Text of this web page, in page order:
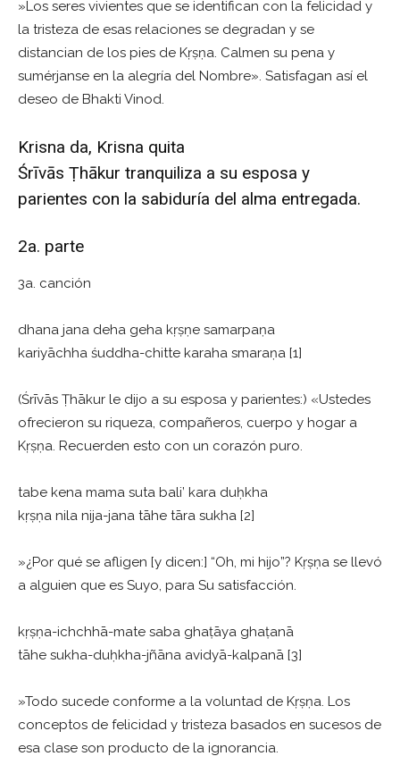
»Los seres vivientes que se identifican con la felicidad y
la tristeza de esas relaciones se degradan y se
distancian de los pies de Kṛṣṇa. Calmen su pena y
sumérjanse en la alegría del Nombre». Satisfagan así el
deseo de Bhakti Vinod.
Krisna da, Krisna quita
Śrīvās Ṭhākur tranquiliza a su esposa y
parientes con la sabiduría del alma entregada.
2a. parte
3a. canción
dhana jana deha geha kṛṣṇe samarpaṇa
kariyāchha śuddha-chitte karaha smaraṇa [1]
(Śrīvās Ṭhākur le dijo a su esposa y parientes:) «Ustedes
ofrecieron su riqueza, compañeros, cuerpo y hogar a
Kṛṣṇa. Recuerden esto con un corazón puro.
tabe kena mama suta bali’ kara duḥkha
kṛṣṇa nila nija-jana tāhe tāra sukha [2]
»¿Por qué se afligen [y dicen:] “Oh, mi hijo”? Kṛṣṇa se llevó
a alguien que es Suyo, para Su satisfacción.
kṛṣṇa-ichchhā-mate saba ghaṭāya ghaṭanā
tāhe sukha-duḥkha-jñāna avidyā-kalpanā [3]
»Todo sucede conforme a la voluntad de Kṛṣṇa. Los
conceptos de felicidad y tristeza basados en sucesos de
esa clase son producto de la ignorancia.